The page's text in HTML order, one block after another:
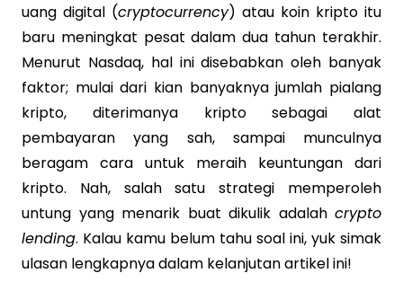
uang digital (cryptocurrency) atau koin kripto itu
baru meningkat pesat dalam dua tahun terakhir.
Menurut Nasdaq, hal ini disebabkan oleh banyak
faktor; mulai dari kian banyaknya jumlah pialang
kripto, diterimanya kripto sebagai alat
pembayaran yang sah, sampai munculnya
beragam cara untuk meraih keuntungan dari
kripto. Nah, salah satu strategi memperoleh
untung yang menarik buat dikulik adalah crypto
lending. Kalau kamu belum tahu soal ini, yuk simak
ulasan lengkapnya dalam kelanjutan artikel ini!